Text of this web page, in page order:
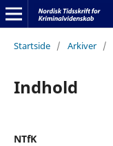
Startside / Arkiver /
Indhold
NTfK